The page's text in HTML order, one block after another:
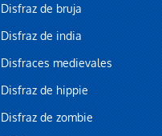
Disfraz de bruja
Disfraz de india
Disfraces medievales
Disfraz de hippie
Disfraz de zombie